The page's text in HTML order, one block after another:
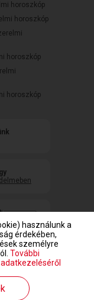
horoszkóp
horoszkóp
horoszkóp
horoszkóp
Central Europe Zrt.
használunk a
érdekében,
személyre
További